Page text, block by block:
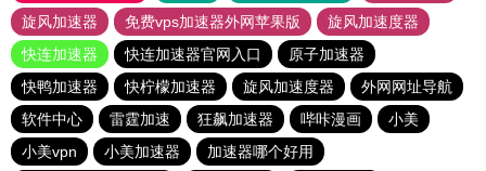
旋风加速器
免费vps加速器外网苹果版
旋风加速度器
快连加速器
快连加速器官网入口
原子加速器
快鸭加速器
快柠檬加速器 旋风加速度器
外网网址导航
软件中心
雷霆加速 狂飙加速器 哔咔漫画
小美
小美vpn
小美加速器
加速器哪个好用